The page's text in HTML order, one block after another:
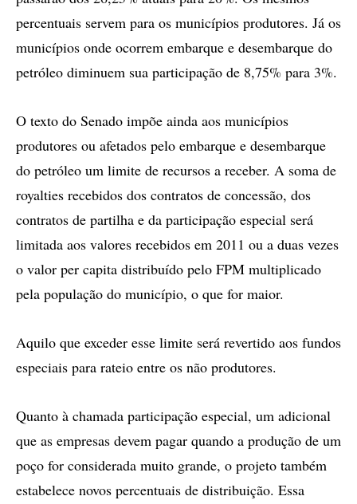
percentuais servem para os municípios produtores. Já os
municípios onde ocorrem embarque e desembarque do
petróleo diminuem sua participação de 8,75% para 3%.
O texto do Senado impõe ainda aos municípios
produtores ou afetados pelo embarque e desembarque
do petróleo um limite de recursos a receber. A soma de
royalties recebidos dos contratos de concessão, dos
contratos de partilha e da participação especial será
limitada aos valores recebidos em 2011 ou a duas vezes
o valor per capita distribuído pelo FPM multiplicado
pela população do município, o que for maior.
Aquilo que exceder esse limite será revertido aos fundos
especiais para rateio entre os não produtores.
Quanto à chamada participação especial, um adicional
que as empresas devem pagar quando a produção de um
poço for considerada muito grande, o projeto também
estabelece novos percentuais de distribuição. Essa